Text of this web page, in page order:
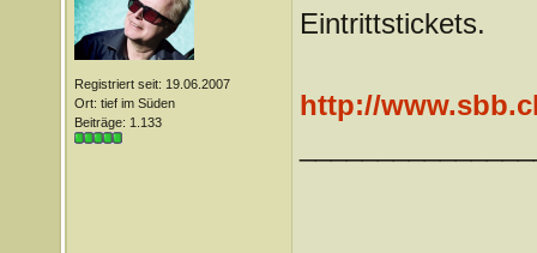
Registriert seit: 19.06.2007
Ort: tief im Süden
Beiträge: 1.133
Eintrittstickets.
http://